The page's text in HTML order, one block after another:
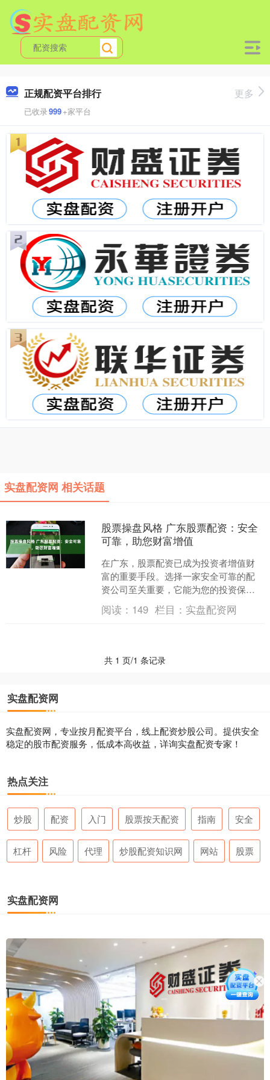
正规配资平台排行
已收录999+家平台
更多
实盘配资网 相关话题
股票操盘风格 广东股票配资：安全
可靠，助您财富增值
在广东，股票配资已成为投资者增值财
富的重要手段。选择一家安全可靠的配
资公司至关重要，它能为您的投资保驾
护航。 信用账户配资是券商提供的融资
服务，投资者可以向券商....
阅读： 149 栏目： 实盘配资网
共 1 页/1 条记录
实盘配资网
实盘配资网，专业按月配资平台，线上配资炒股公司。提供安全
稳定的股市配资服务，低成本高收益，详询实盘配资专家！
热点关注
炒股 配资 入门 股票按天配资 指南 安全
杠杆 风险 代理 炒股配资知识网 网站 股票
实盘配资网